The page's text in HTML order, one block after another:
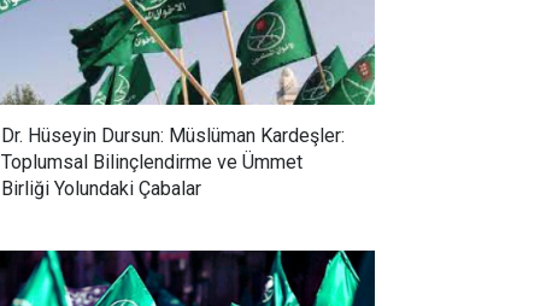
Dr. Hüseyin Dursun: Müslüman Kardeşler:
Toplumsal Bilinçlendirme ve Ümmet
Birliği Yolundaki Çabalar